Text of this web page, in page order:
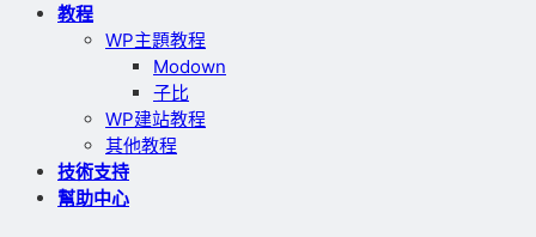
教程
WP主題教程
Modown
子比
WP建站教程
其他教程
技術支持
幫助中心